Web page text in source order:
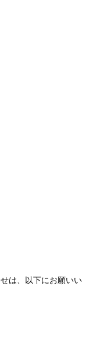
は、以下にお願いい